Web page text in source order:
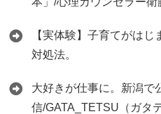
【実体験】子育てがは
対処法。
大好きが仕事に。新潟で
信/GATA_TETSU（ガタ